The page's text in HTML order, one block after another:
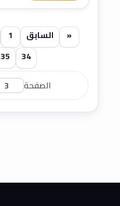
« السابق 1
34
35
الصفحة